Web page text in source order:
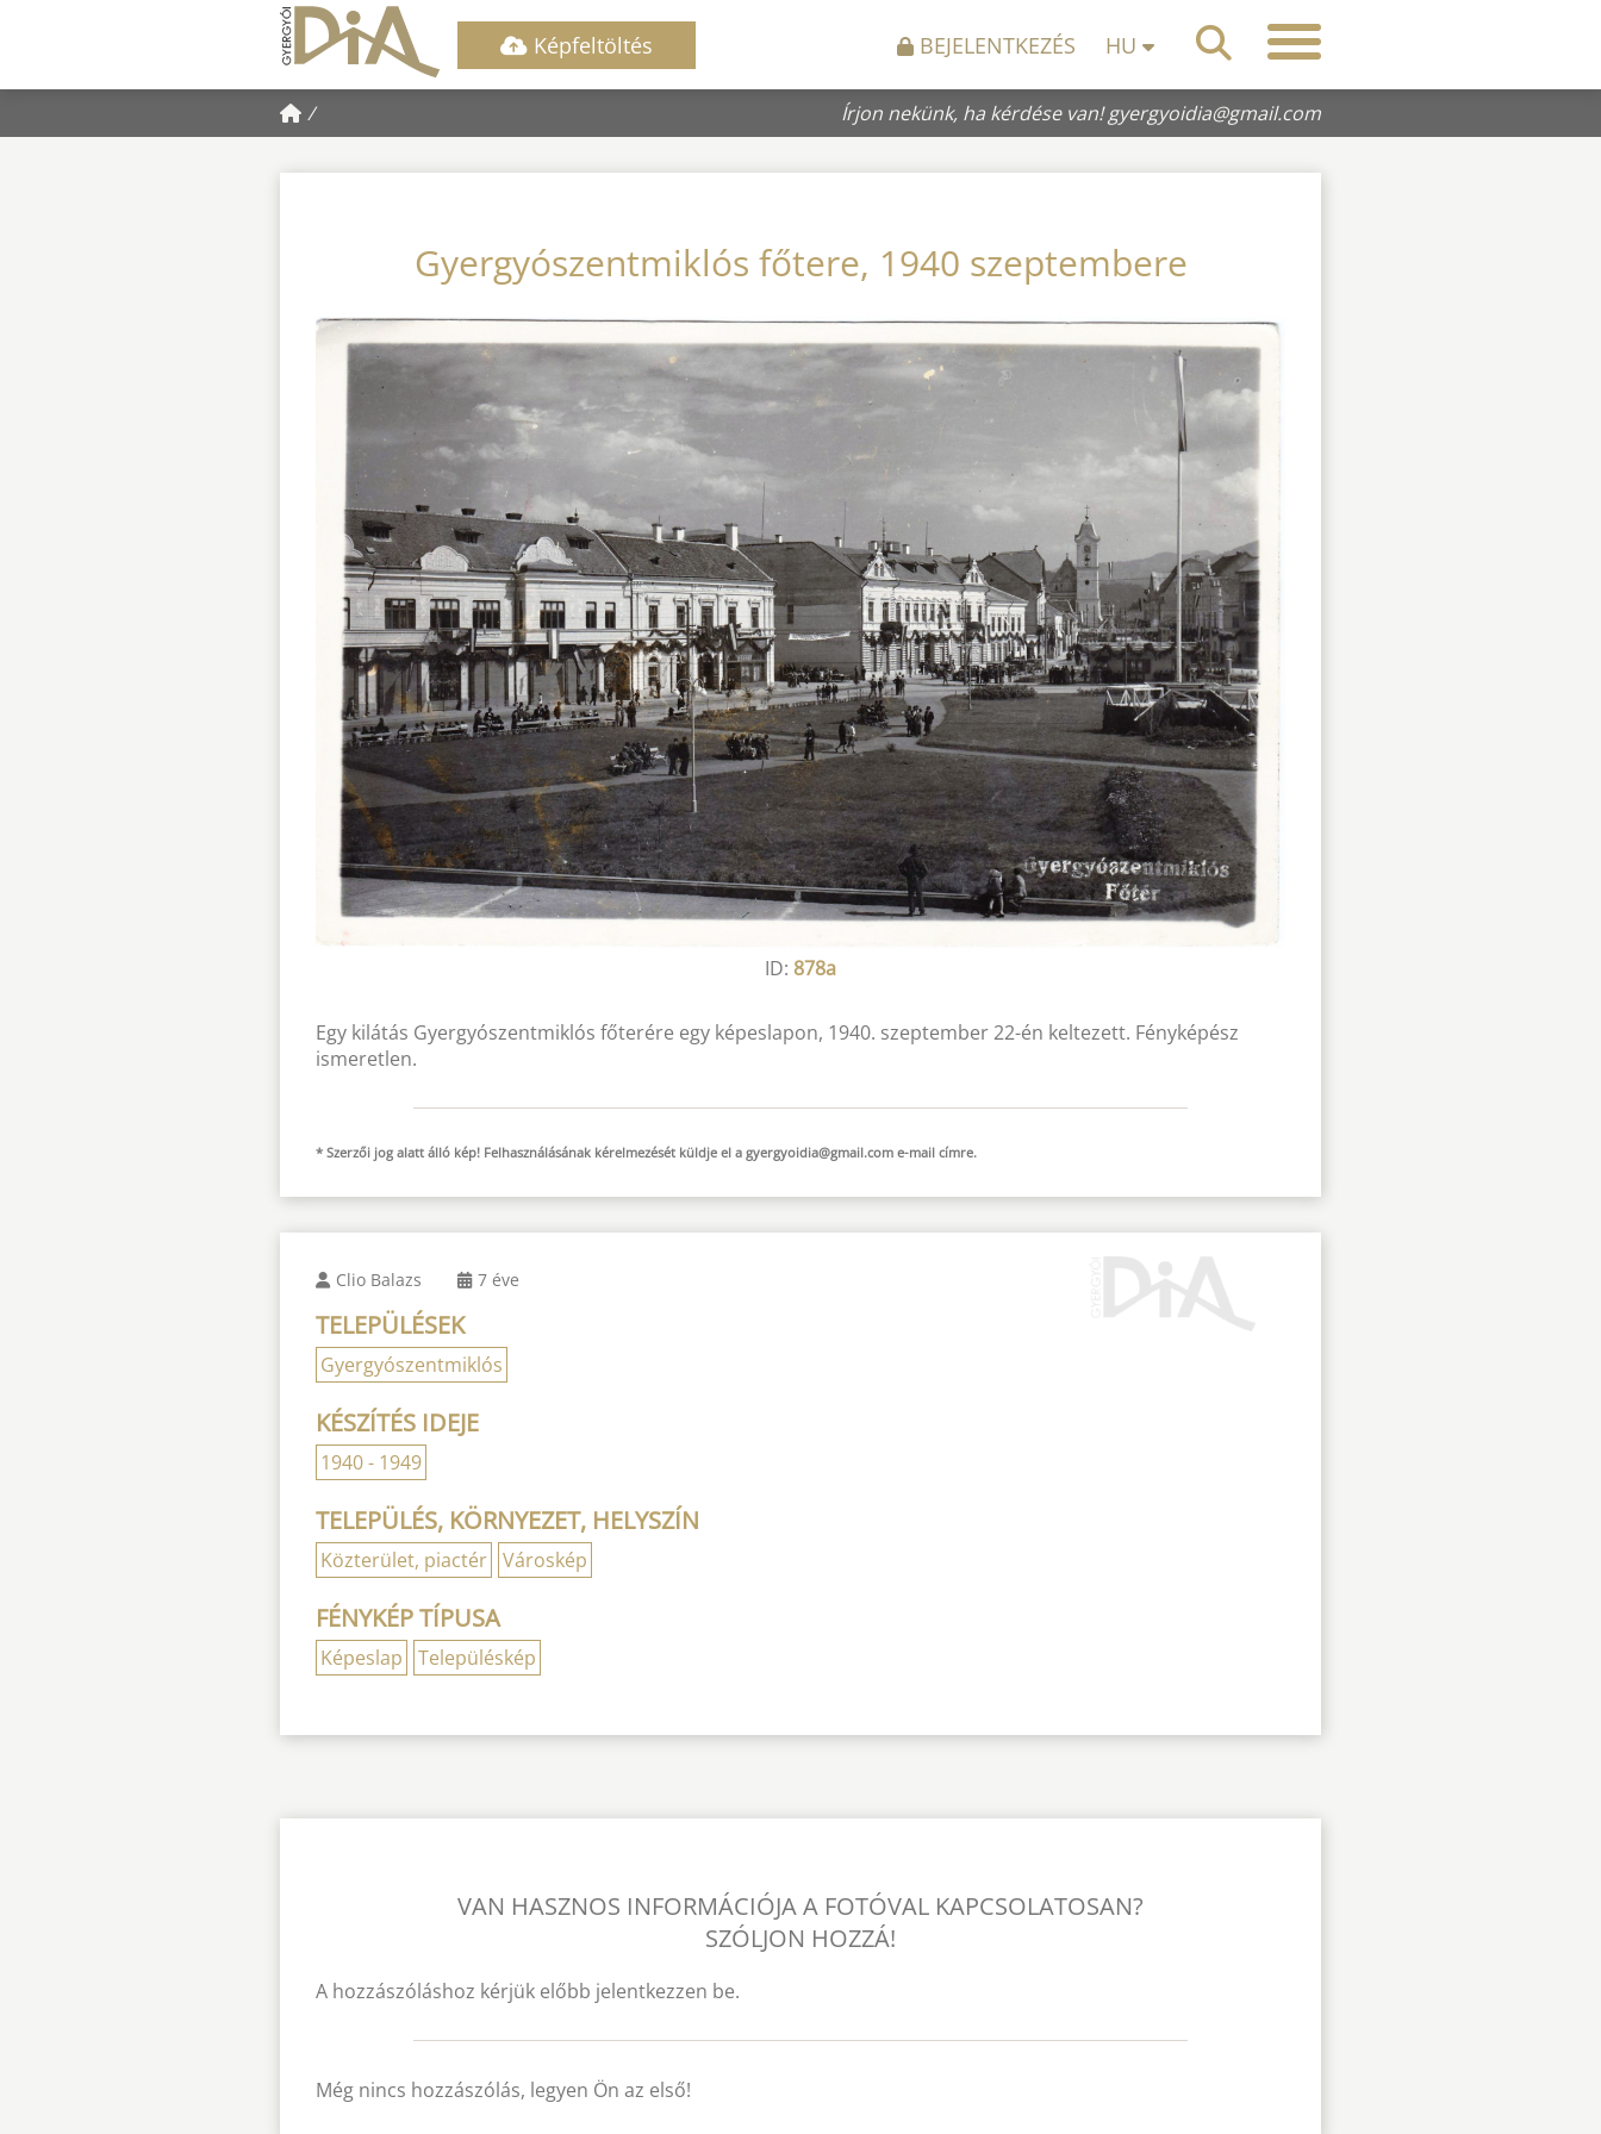
Képfeltöltés BEJELENTKEZÉS HU
/ Írjon nekünk, ha kérdése van!gyergyoidia@gmail.com
Gyergyószentmiklós főtere, 1940 szeptembere
ID: 878a
Egy kilátás Gyergyószentmiklós főterére egy képeslapon, 1940. szeptember 22-én keltezett. Fényképész
ismeretlen.
* Szerzői jog alatt álló kép! Felhasználásának kérelmezését küldje el agyergyoidia@gmail.com e-mailcímre.
Clio Balazs 7 éve
TELEPÜLÉSEK
Gyergyószentmiklós
KÉSZÍTÉS IDEJE
1940 - 1949
TELEPÜLÉS, KÖRNYEZET, HELYSZÍN
Közterület, piactér Városkép
FÉNYKÉP TÍPUSA
Képeslap Településkép
VAN HASZNOS INFORMÁCIÓJA A FOTÓVAL KAPCSOLATOSAN?
SZÓLJON HOZZÁ!
A hozzászóláshoz kérjük előbb jelentkezzen be.
Még nincs hozzászólás, legyen Ön az első!